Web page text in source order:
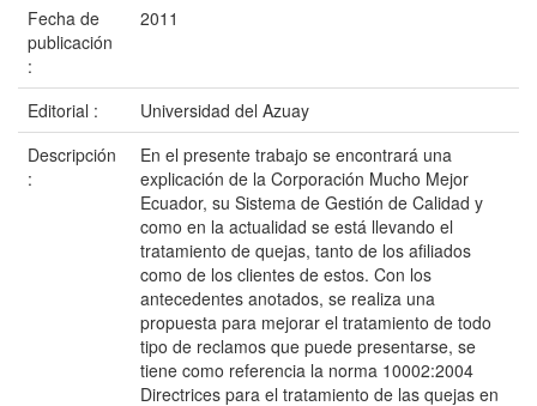
Fecha de
publicación
:
2011
Editorial :
Universidad del Azuay
Descripción
:
En el presente trabajo se encontrará una
explicación de la Corporación Mucho Mejor
Ecuador, su Sistema de Gestión de Calidad y
como en la actualidad se está llevando el
tratamiento de quejas, tanto de los afiliados
como de los clientes de estos. Con los
antecedentes anotados, se realiza una
propuesta para mejorar el tratamiento de todo
tipo de reclamos que puede presentarse, se
tiene como referencia la norma 10002:2004
Directrices para el tratamiento de las quejas en